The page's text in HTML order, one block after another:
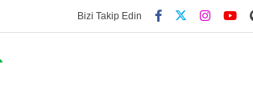
Bizi Takip Edin